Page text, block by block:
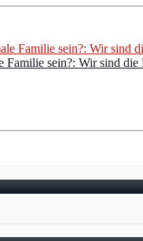
sein?: Wir sind die